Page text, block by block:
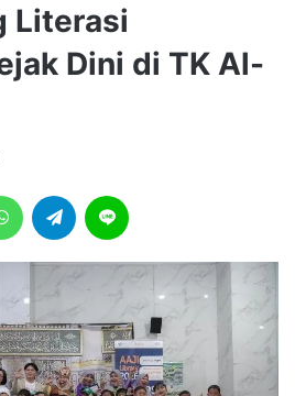
Literasi
Dini di TK Al-
WhatsAppTelegram